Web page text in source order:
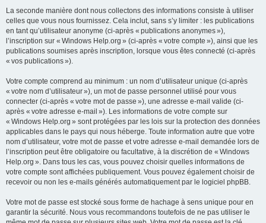
La seconde manière dont nous collectons des informations consiste à utiliser
celles que vous nous fournissez. Cela inclut, sans s’y limiter : les publications
en tant qu’utilisateur anonyme (ci-après « publications anonymes »),
l’inscription sur « Windows Help.org » (ci-après « votre compte »), ainsi que les
publications soumises après inscription, lorsque vous êtes connecté (ci-après
« vos publications »).
Votre compte comprend au minimum : un nom d’utilisateur unique (ci-après
« votre nom d’utilisateur »), un mot de passe personnel utilisé pour vous
connecter (ci-après « votre mot de passe »), une adresse e-mail valide (ci-
après « votre adresse e-mail »). Les informations de votre compte sur
« Windows Help.org » sont protégées par les lois sur la protection des données
applicables dans le pays qui nous héberge. Toute information autre que votre
nom d’utilisateur, votre mot de passe et votre adresse e-mail demandée lors de
l’inscription peut être obligatoire ou facultative, à la discrétion de « Windows
Help.org ». Dans tous les cas, vous pouvez choisir quelles informations de
votre compte sont affichées publiquement. Vous pouvez également choisir de
recevoir ou non les e-mails générés automatiquement par le logiciel phpBB.
Votre mot de passe est stocké sous forme de hachage à sens unique pour en
garantir la sécurité. Nous vous recommandons toutefois de ne pas utiliser le